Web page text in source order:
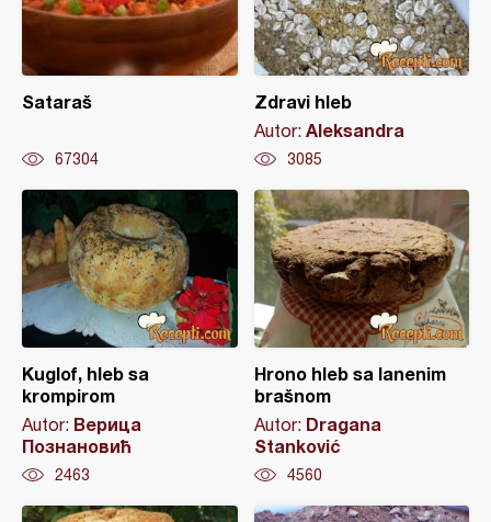
Sataraš
67304
Zdravi hleb
Autor: Aleksandra
3085
Kuglof, hleb sa
krompirom
Autor: Верица
Познановић
2463
Hrono hleb sa lanenim
brašnom
Autor: Dragana
Stanković
4560